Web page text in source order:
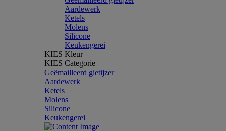
Aardewerk
Ketels
Molens
Silicone
Keukengerei
KIES Kleur
KIES Categorie
Geëmailleerd gietijzer
Aardewerk
Ketels
Molens
Silicone
Keukengerei